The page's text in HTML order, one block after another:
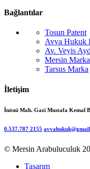
Bağlantılar
Tosun Patent
Avva Hukuk
Av. Veyis
Mersin Marka
Tarsus Marka
İletişim
İnönü Mah. Gazi Mustafa Kemal
0.537.787 2155
© Mersin Arabuluculuk
Tasarım